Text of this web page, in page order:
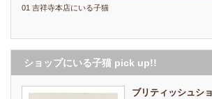
01 吉祥寺本店にいる子猫
ショップにいる子猫 pick up!!
ブリティッシュシ